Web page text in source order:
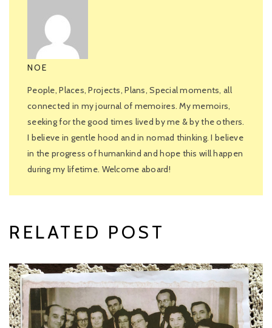
NOE
People, Places, Projects, Plans, Special moments, all
connected in my journal of memoires. My memoirs,
seeking for the good times lived by me & by the others.
I believe in gentle hood and in nomad thinking. I believe
in the progress of humankind and hope this will happen
during my lifetime. Welcome aboard!
RELATED POST